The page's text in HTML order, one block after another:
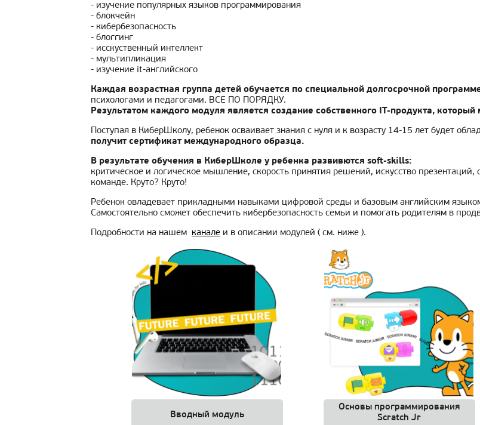
- изучение популярных языков программирования
- блокчейн
- кибербезопасность
- блоггинг
- исcкуственный интеллект
- мультипликация
- изучение it-английского
Каждая возрастная группа детей обучается по специальной долгосрочной
психологами и педагогами. ВСЕ ПО ПОРЯДКУ.
Результатом каждого модуля является создание собственного IT-продукта,
Поступая в КиберШколу, ребенок осваивает знания с нуля и к возрасту 14-15 лет будет
получит сертификат международного образца.
В результате обучения в КиберШколе у ребенка развивются soft-skills:
критическое и логическое мышление, скорость принятия решений, искусство
команде. Круто? Круто!
Ребенок овладевает прикладными навыками цифровой среды и базовым английским
Самостоятельно сможет обеспечить кибербезопасность семьи и помогать родителям в
Подробности на нашем канале и в описании модулей ( см. ниже ).
Вводный модуль
Основы программирования
Scratch Jr